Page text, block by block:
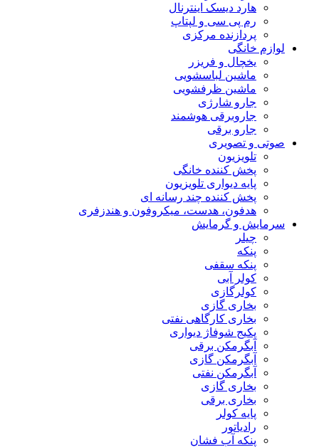
هارد دیسک اینترنال
رم پی سی و لپتاپ
پردازنده مرکزی
لوازم خانگی
یخچال و فریزر
ماشین لباسشویی
ماشین ظرفشویی
جارو شارژی
جاروبرقی هوشمند
جارو برقی
صوتی و تصویری
تلویزیون
پخش کننده خانگی
پایه دیواری تلویزیون
پخش کننده چند رسانه ای
هدفون، هدست، میکروفون و هندزفری
سرمایش و گرمایش
چیلر
پنکه
پنکه سقفی
کولر آبی
کولرگازی
بخاری گازی
بخاری کارگاهی نفتی
پکیج شوفاژ دیواری
آبگرمکن برقی
آبگرمکن گازی
آبگرمکن نفتی
بخاری گازی
بخاری برقی
پایه کولر
رادیاتور
پنکه آب فشان